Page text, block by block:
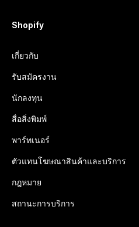
Shopify
เกี่ยวกับ
รับสมัครงาน
นักลงทุน
สื่อสิ่งพิมพ์
พาร์ทเนอร์
ตัวแทนโฆษณาสินค้าและบริการ
กฎหมาย
สถานะการบริการ